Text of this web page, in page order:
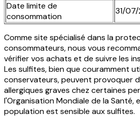
Date limite de
consommation
31/
Comme site spécialisé dans la
consommateurs, nous vous
vérifier vos achats et de suivre les
Les sulfites, bien que couramment
conservateurs, peuvent provoquer
allergiques graves chez certaines
l'Organisation Mondiale de la Santé,
population est sensible aux sulfites.